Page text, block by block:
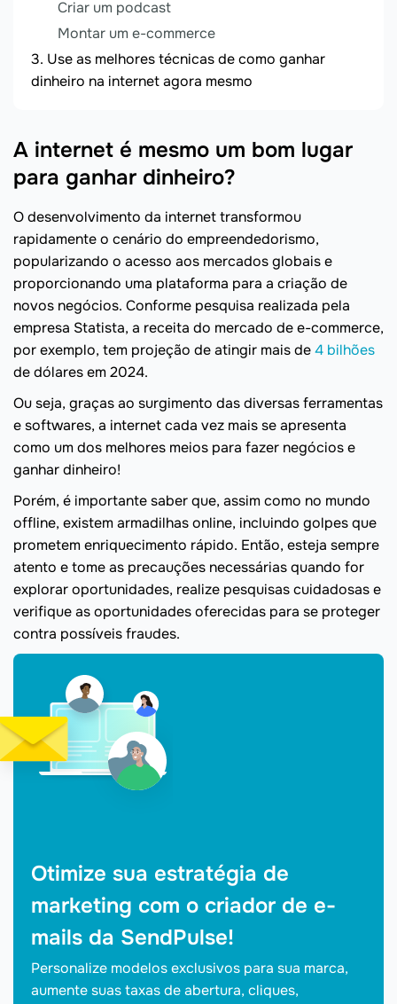
Criar um podcast
Montar um e-commerce
Use as melhores técnicas de como ganhar
dinheiro na internet agora mesmo
A internet é mesmo um bom lugar
para ganhar dinheiro?
O desenvolvimento da internet transformou
rapidamente o cenário do empreendedorismo,
popularizando o acesso aos mercados globais e
proporcionando uma plataforma para a criação de
novos negócios. Conforme pesquisa realizada pela
empresa Statista, a receita do mercado de e-commerce,
por exemplo, tem projeção de atingir mais de4 bilhões
de dólares em 2024.
Ou seja, graças ao surgimento das diversas ferramentas
e softwares, a internet cada vez mais se apresenta
como um dos melhores meios para fazer negócios e
ganhar dinheiro!
Porém, é importante saber que, assim como no mundo
offline, existem armadilhas online, incluindo golpes que
prometem enriquecimento rápido. Então, esteja sempre
atento e tome as precauções necessárias quando for
explorar oportunidades, realize pesquisas cuidadosas e
verifique as oportunidades oferecidas para se proteger
contra possíveis fraudes.
Otimize sua estratégia de
marketing com o criador de e-
mails da SendPulse!
Personalize modelos exclusivos para sua marca,
aumente suas taxas de abertura, cliques,